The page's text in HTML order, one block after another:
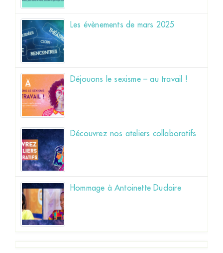
Les évènements de mars 2025
Déjouons le sexisme – au travail !
Découvrez nos ateliers collaboratifs
Hommage à Antoinette Duclaire